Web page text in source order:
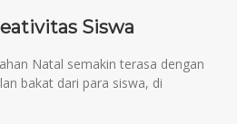
Siswa
Natal semakin terasa dengan
bakat dari para siswa, di